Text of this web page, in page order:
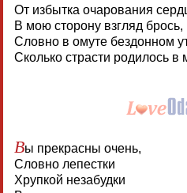
От избытка очарования
В мою сторону взгляд
Словно в омуте бездонном
Сколько страсти родилось в
Вы прекрасны очень,
Словно лепестки
Хрупкой незабудки